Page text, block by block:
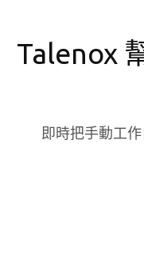
Talenox
即時把手動工